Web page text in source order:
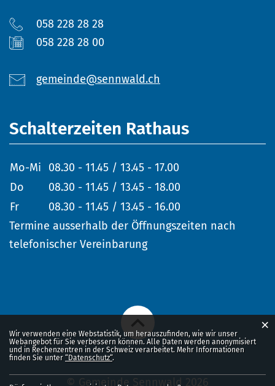
058 228 28 28
058 228 28 00
gemeinde@sennwald.ch
Schalterzeiten Rathaus
Mo-Mi
08.30 - 11.45 / 13.45 - 17.00
Do
08.30 - 11.45 / 13.45 - 18.00
Fr
08.30 - 11.45 / 13.45 - 16.00
Termine ausserhalb der Öffnungszeiten nach
telefonischer Vereinbarung
© Gemeinde Sennwald 2026
Webstatistik
Wir verwenden eine Webstatistik, um herauszufinden, wie wir unser
Webangebot für Sie verbessern können. Alle Daten werden anonymisiert
und in Rechenzentren in der Schweiz verarbeitet. Mehr Informationen
finden Sie unter “Datenschutz“.
×